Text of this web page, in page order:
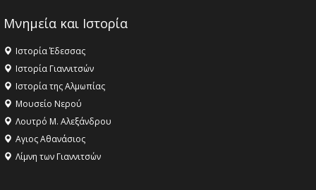
Μνημεία και Ιστορία
Ιστορία Έδεσσας
Ιστορία Γιαννιτσών
Ιστορία της Αλμωπίας
Μουσείο Νερού
Λουτρό Μ. Αλεξάνδρου
Αγιος Αθανάσιος
Λίμνη των Γιαννιτσών